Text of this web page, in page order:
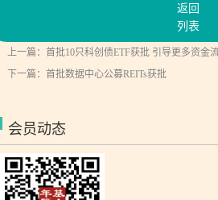
返回
列表
上一篇：首批10只科创债ETF获批 引导更多资金
下一篇：首批数据中心公募REITs获批
会员动态